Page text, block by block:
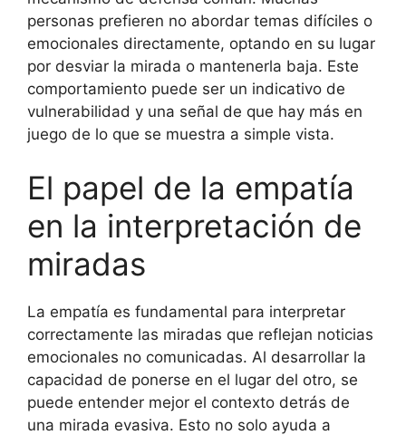
personas prefieren no abordar temas difíciles o
emocionales directamente, optando en su lugar
por desviar la mirada o mantenerla baja. Este
comportamiento puede ser un indicativo de
vulnerabilidad y una señal de que hay más en
juego de lo que se muestra a simple vista.
El papel de la empatía
en la interpretación de
miradas
La empatía es fundamental para interpretar
correctamente las miradas que reflejan noticias
emocionales no comunicadas. Al desarrollar la
capacidad de ponerse en el lugar del otro, se
puede entender mejor el contexto detrás de
una mirada evasiva. Esto no solo ayuda a